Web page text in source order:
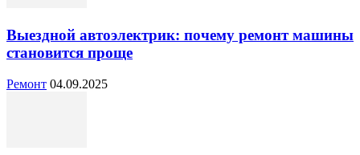
Выездной автоэлектрик: почему ремонт машины
становится проще
Ремонт 04.09.2025